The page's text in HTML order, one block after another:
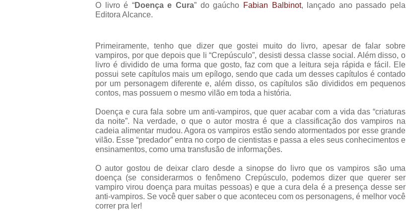
O livro é “Doença e Cura” do gaúcho Fabian Balbinot, lançado ano passado pela
Editora Alcance.
Primeiramente, tenho que dizer que gostei muito do livro, apesar de falar sobre
vampiros, por que depois que li “Crepúsculo”, desisti dessa classe social. Além disso, o
livro é dividido de uma forma que gosto, faz com que a leitura seja rápida e fácil. Ele
possui sete capítulos mais um epílogo, sendo que cada um desses capítulos é contado
por um personagem diferente e, além disso, os capítulos são divididos em pequenos
contos, mas possuem o mesmo vilão em toda a história.
Doença e cura fala sobre um anti-vampiros, que quer acabar com a vida das “criaturas
da noite”. Na verdade, o que o autor mostra é que a classificação dos vampiros na
cadeia alimentar mudou. Agora os vampiros estão sendo atormentados por esse grande
vilão. Esse “predador” entra no corpo de cientistas e passa a eles seus conhecimentos e
ensinamentos, como uma transfusão de informações.
O autor gostou de deixar claro desde a sinopse do livro que os vampiros são uma
doença (se considerarmos o fenômeno Crepúsculo, podemos dizer que querer ser
vampiro virou doença para muitas pessoas) e que a cura dela é a presença desse ser
anti-vampiros. Se você quer saber o que aconteceu com os personagens, é melhor você
correr pra ler!